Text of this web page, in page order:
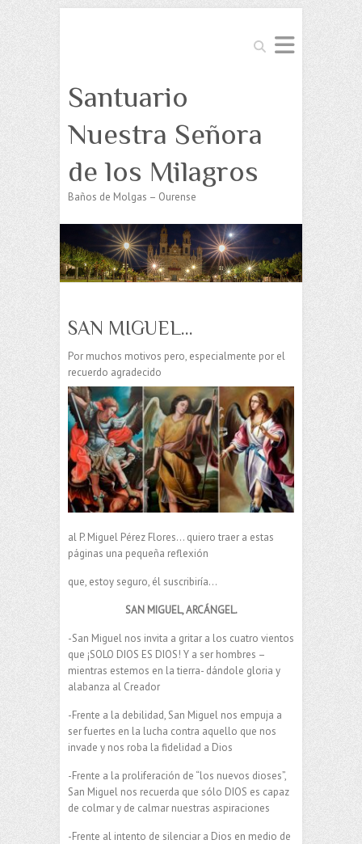
Buscar
Santuario
Nuestra Señora
de los Milagros
Baños de Molgas – Ourense
SAN MIGUEL…
Por muchos motivos pero, especialmente por el
recuerdo agradecido
al P. Miguel Pérez Flores… quiero traer a estas
páginas una pequeña reflexión
que, estoy seguro, él suscribiría…
SAN MIGUEL, ARCÁNGEL.
-San Miguel nos invita a gritar a los cuatro vientos
que ¡SOLO DIOS ES DIOS! Y a ser hombres –
mientras estemos en la tierra- dándole gloria y
alabanza al Creador
-Frente a la debilidad, San Miguel nos empuja a
ser fuertes en la lucha contra aquello que nos
invade y nos roba la fidelidad a Dios
-Frente a la proliferación de “los nuevos dioses”,
San Miguel nos recuerda que sólo DIOS es capaz
de colmar y de calmar nuestras aspiraciones
-Frente al intento de silenciar a Dios en medio de